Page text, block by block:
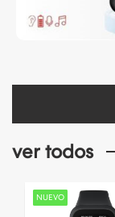
ver todos
NUEVO